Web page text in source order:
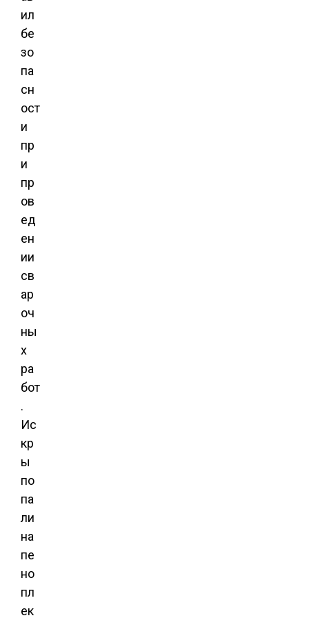
ил
бе
зо
па
сн
ост
и
пр
и
пр
ов
ед
ен
ии
св
ар
оч
ны
х
ра
бот
.
Ис
кр
ы
по
па
ли
на
пе
но
пл
ек